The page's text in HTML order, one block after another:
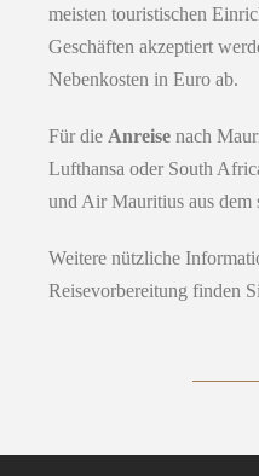
meisten touristischen
Geschäften akzeptiert
Nebenkosten in Euro ab.
Für die Anreise nach
Lufthansa oder South
und Air Mauritius aus dem
Weitere nützliche
Reisevorbereitung finden